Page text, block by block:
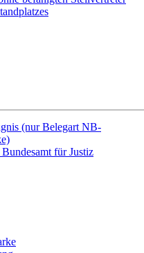
(nur Belegart NB-
für Justiz